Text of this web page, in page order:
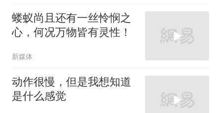
蝼蚁尚且还有一丝怜悯之
心，何况万物皆有灵性！
新媒体
动作很慢，但是我想知道
是什么感觉